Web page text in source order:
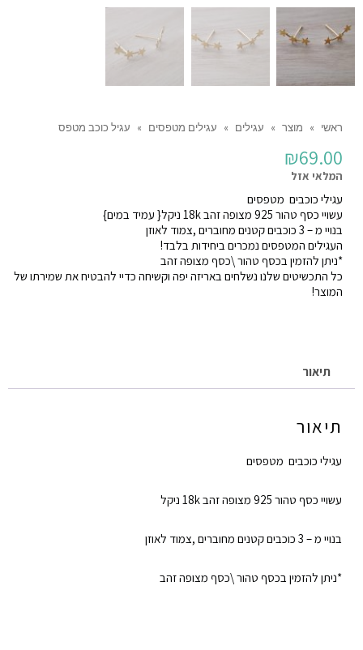
ראשי » מוצר » עגילים » עגילים מטפסים » עגיל כוכב מטפס
₪69.00
המלאי אזל
עגילי כוכבים מטפסים
עשויי כסף טהור 925 מצופה זהב 18k ניקל{ עמיד במים}
בנויי מ – 3 כוכבים קטנים מחוברים ,צמוד לאוזן
העגילים המטפסים נמכרים ביחידות בלבד!
*ניתן להזמין בכסף טהור \כסף מצופה זהב
כל התכשיטים שלנו נשלחים באריזה יפה וקשיחה כדיי להבטיח את שמירתו של
המוצר!
תיאור
תיאור
עגילי כוכבים מטפסים
עשויי כסף טהור 925 מצופה זהב 18k ניקל
בנויי מ – 3 כוכבים קטנים מחוברים ,צמוד לאוזן
*ניתן להזמין בכסף טהור \כסף מצופה זהב